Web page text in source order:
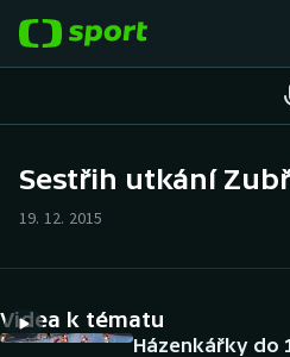
Hokej
Tenis
Atletika
Sestřih utkání
19. 12. 2015
Videa k tématu
Házenkářky do